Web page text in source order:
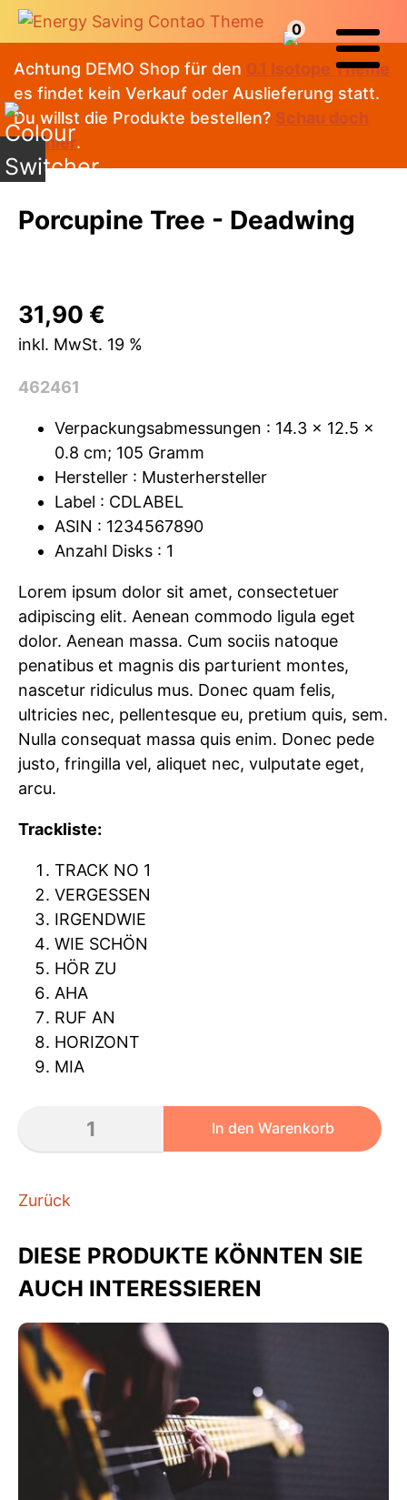
0
Achtung DEMO Shop für den 0.1 Isotope Theme
es findet kein Verkauf oder Auslieferung statt.
Du willst die Produkte bestellen? Schau doch
mal hier.
Porcupine Tree - Deadwing
31,90 €
inkl. MwSt. 19 %
462461
Verpackungsabmessungen : 14.3 x 12.5 x
0.8 cm; 105 Gramm
Hersteller : Musterhersteller
Label : CDLABEL
ASIN : 1234567890
Anzahl Disks : 1
Lorem ipsum dolor sit amet, consectetuer
adipiscing elit. Aenean commodo ligula eget
dolor. Aenean massa. Cum sociis natoque
penatibus et magnis dis parturient montes,
nascetur ridiculus mus. Donec quam felis,
ultricies nec, pellentesque eu, pretium quis, sem.
Nulla consequat massa quis enim. Donec pede
justo, fringilla vel, aliquet nec, vulputate eget,
arcu.
Trackliste:
TRACK NO 1
VERGESSEN
IRGENDWIE
WIE SCHÖN
HÖR ZU
AHA
RUF AN
HORIZONT
MIA
Zurück
DIESE PRODUKTE KÖNNTEN SIE
AUCH INTERESSIEREN